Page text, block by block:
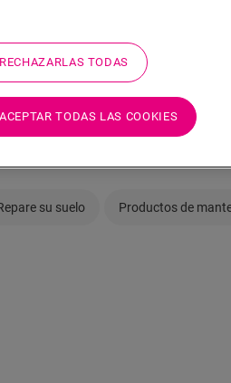
DESCUBRE TODOS LOS
su suelo Productos de
RECHAZARLAS TODAS
ACEPTAR TODAS LAS COOKIES